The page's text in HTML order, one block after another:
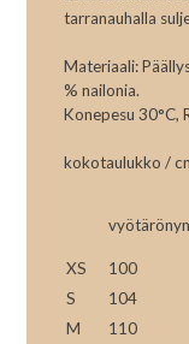
tarranauhalla
Materiaali:
% nailonia.
Konepesu 30°C,
kokotaulukko /
XS 100
S
104
M
110